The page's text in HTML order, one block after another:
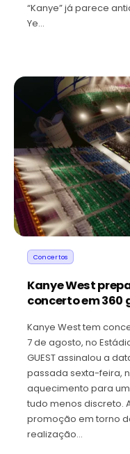
“Kanye” já parece
Ye…
Concertos
Kanye West
concerto em 360
Kanye West tem
7 de agosto, no
GUEST assinalou a
passada sexta-feira,
aquecimento para
tudo menos discreto.
promoção em torno
realização…